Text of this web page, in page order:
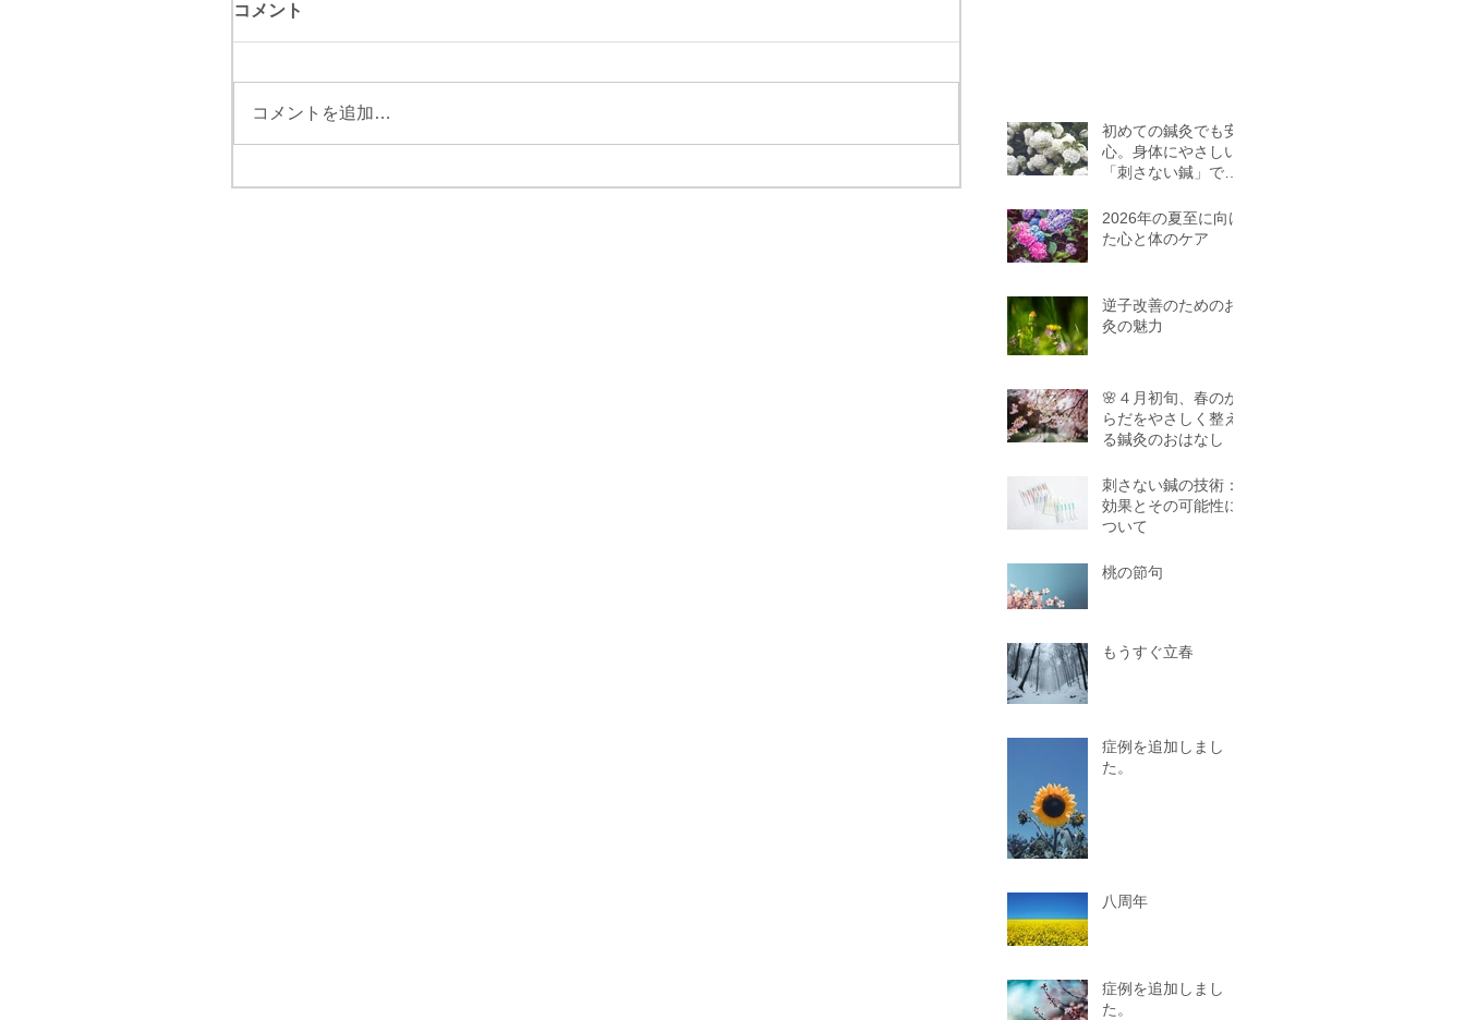
コメント
コメントを追加…
初めての鍼灸でも安
心。身体にやさしい
「刺さない鍼」で健
2026年の夏至に向け
た心と体のケア
逆子改善のためのお
灸の魅力
🌸４月初旬、春のか
らだをやさしく整え
る鍼灸のおはなし
刺さない鍼の技術：
効果とその可能性に
ついて
桃の節句
もうすぐ立春
症例を追加しまし
た。
八周年
症例を追加しまし
た。